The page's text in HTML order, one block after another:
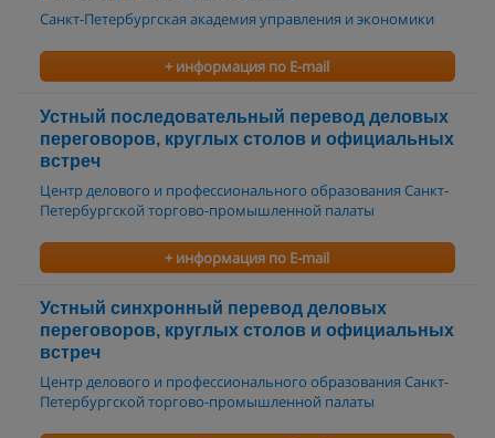
Санкт-Петербургская академия управления и экономики
+ информация по E-mail
Устный последовательный перевод деловых
переговоров, круглых столов и официальных
встреч
Центр делового и профессионального образования Санкт-
Петербургской торгово-промышленной палаты
+ информация по E-mail
Устный синхронный перевод деловых
переговоров, круглых столов и официальных
встреч
Центр делового и профессионального образования Санкт-
Петербургской торгово-промышленной палаты